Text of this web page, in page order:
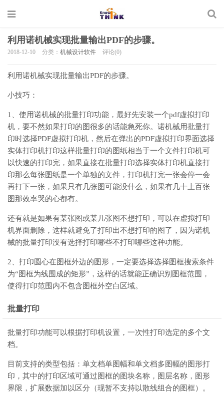
利用诺机械实现批量输出PDF的步骤。
2018-12-10 分类： 机械设计软件 评论(0)
利用诺机械实现批量输出PDF的步骤。
小技巧：
1、使用诺机械的批量打印功能，最好先安装一个pdf虚拟打印
机，要不然如果打印的图很多的话能急死你。诺机械用批量打
印时选择PDF虚拟打印机，然后在弹出的PDF虚拟打印界面选择
实体打印机打印这样批量打印的图纸相当于一个文件打印机可
以快速的打印完，如果直接在批量打印选择实体打印机直接打
印那么每张图纸是一个单独的文件，打印机打完一张会停一会
再打下一张，如果只有几张图可能没什么，如果有几十上百张
图那效率哭的心都有。
还有就是如果有某张图或某几张图不想打印，可以在虚拟打印
机界面删除，这样就避免了打印出不想打印的图了，因为诺机
械的批量打印没有选择打印哪些不打印哪些这种功能。
2、打印圆心在图框外边的图形，一定要选择选择图框搜索条件
为“图框为线围成的矩形”，这样的话就能正确识别图框范围，
使得打印范围内不包含图框外空白区域。
批量打印
批量打印功能可以根据打印机设置，一次性打印选定的多个文
档。
目前支持的类型包括：单文档单图幅和单文档多图幅的图形打
印，其中的打印区域可通过图框的图块名称，图层名称，图形
界限，扩展数据加以区分（现暂不支持以散线组合的图框）。